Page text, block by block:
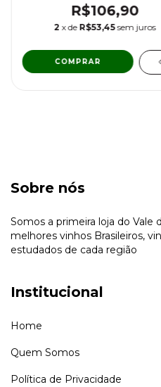
R$106,90
2 x de R$53,45 sem juros
Sobre nós
Somos a primeira loja do Vale
melhores vinhos Brasileiros,
estudados de cada região
Institucional
Home
Quem Somos
Política de Privacidade